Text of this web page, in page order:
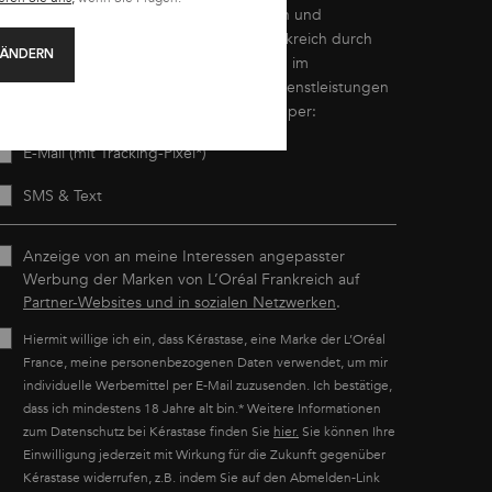
Ich erkläre, dass ich 16 Jahre oder älter bin und
personalisierte Angebote von L’Oréal Frankreich durch
und/oder indirekte Kommunikation im
mit den Produkten und Dienstleistungen
von Kérastase erhalten möchte, wahlweise per:
E-Mail (mit Tracking-Pixel*)
SMS & Text
Anzeige von an meine Interessen angepasster
Werbung der Marken von L’Oréal Frankreich auf
Partner-Websites und in sozialen Netzwerken.
Hiermit willige ich ein, dass Kérastase, eine Marke der L’Oréal
France, meine personenbezogenen Daten verwendet, um mir
individuelle Werbemittel per E-Mail zuzusenden. Ich bestätige,
dass ich mindestens 18 Jahre alt bin.* Weitere Informationen
zum Datenschutz bei Kérastase finden Sie hier. Sie können Ihre
Einwilligung jederzeit mit Wirkung für die Zukunft gegenüber
Kérastase widerrufen, z.B. indem Sie auf den Abmelden-Link